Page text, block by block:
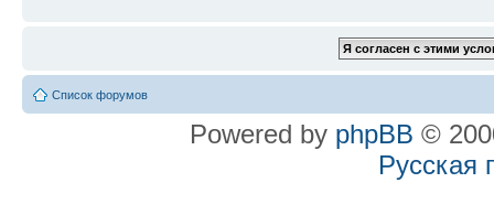
Список форумов
Powered by phpBB ©
Русская